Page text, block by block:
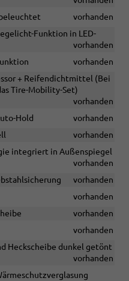
vorhanden
Funktion in LED-
vorhanden
vorhanden
+ Reifendichtmittel (Bei
Tire-Mobility-Set)
vorhanden
Hold
vorhanden
vorhanden
integriert in Außenspiegel
vorhanden
vorhanden
vorhanden
vorhanden
vorhanden
Heckscheibe dunkel getönt
vorhanden